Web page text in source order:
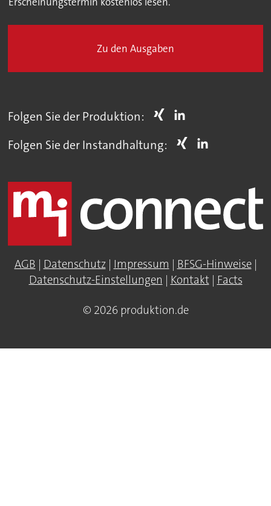
Zu den Ausgaben
Folgen Sie der Produktion:
Folgen Sie der Instandhaltung:
AGB Datenschutz| Impressum BFSG-Hinweise|
Datenschutz-Einstellungen
Kontakt| Facts
© 2026 produktion.de